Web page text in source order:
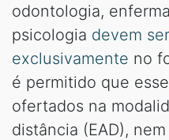
odontologia,
psicologia devem
exclusivamente no
é permitido que
ofertados na
distância (EAD),